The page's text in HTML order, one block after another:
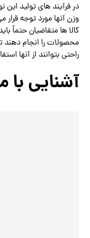
در فرآیند های تولید
وزن آنها مورد توجه قرار
کالا ها متقاضیان حتماً
محصولات را انجام دهند
راحتی بتوانند از آنها
آشنایی با